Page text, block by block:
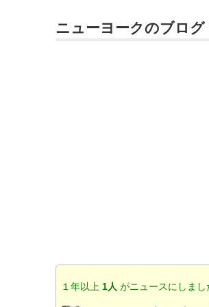
ニューヨークのブロ
１年以上 1人がニュースにしま